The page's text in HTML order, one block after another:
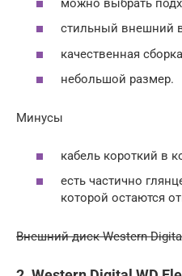
стильный внешний
качественная
небольшой размер.
Минусы
кабель короткий в
есть частично
которой остаются
Внешний диск Western